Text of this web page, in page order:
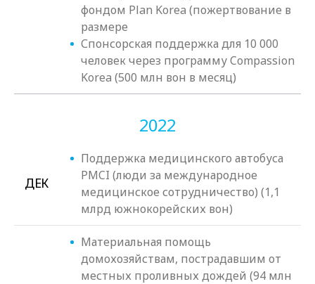
фондом Plan Korea (пожертвование в
размере
Спонсорская поддержка для 10 000
человек через программу Compassion
Korea (500 млн вон в месяц)
2022
ДЕК
Поддержка медицинского автобуса
PMCI (люди за международное
медицинское сотрудничество) (1,1
млрд южнокорейских вон)
Материальная помощь
домохозяйствам, пострадавшим от
местных проливных дождей (94 млн